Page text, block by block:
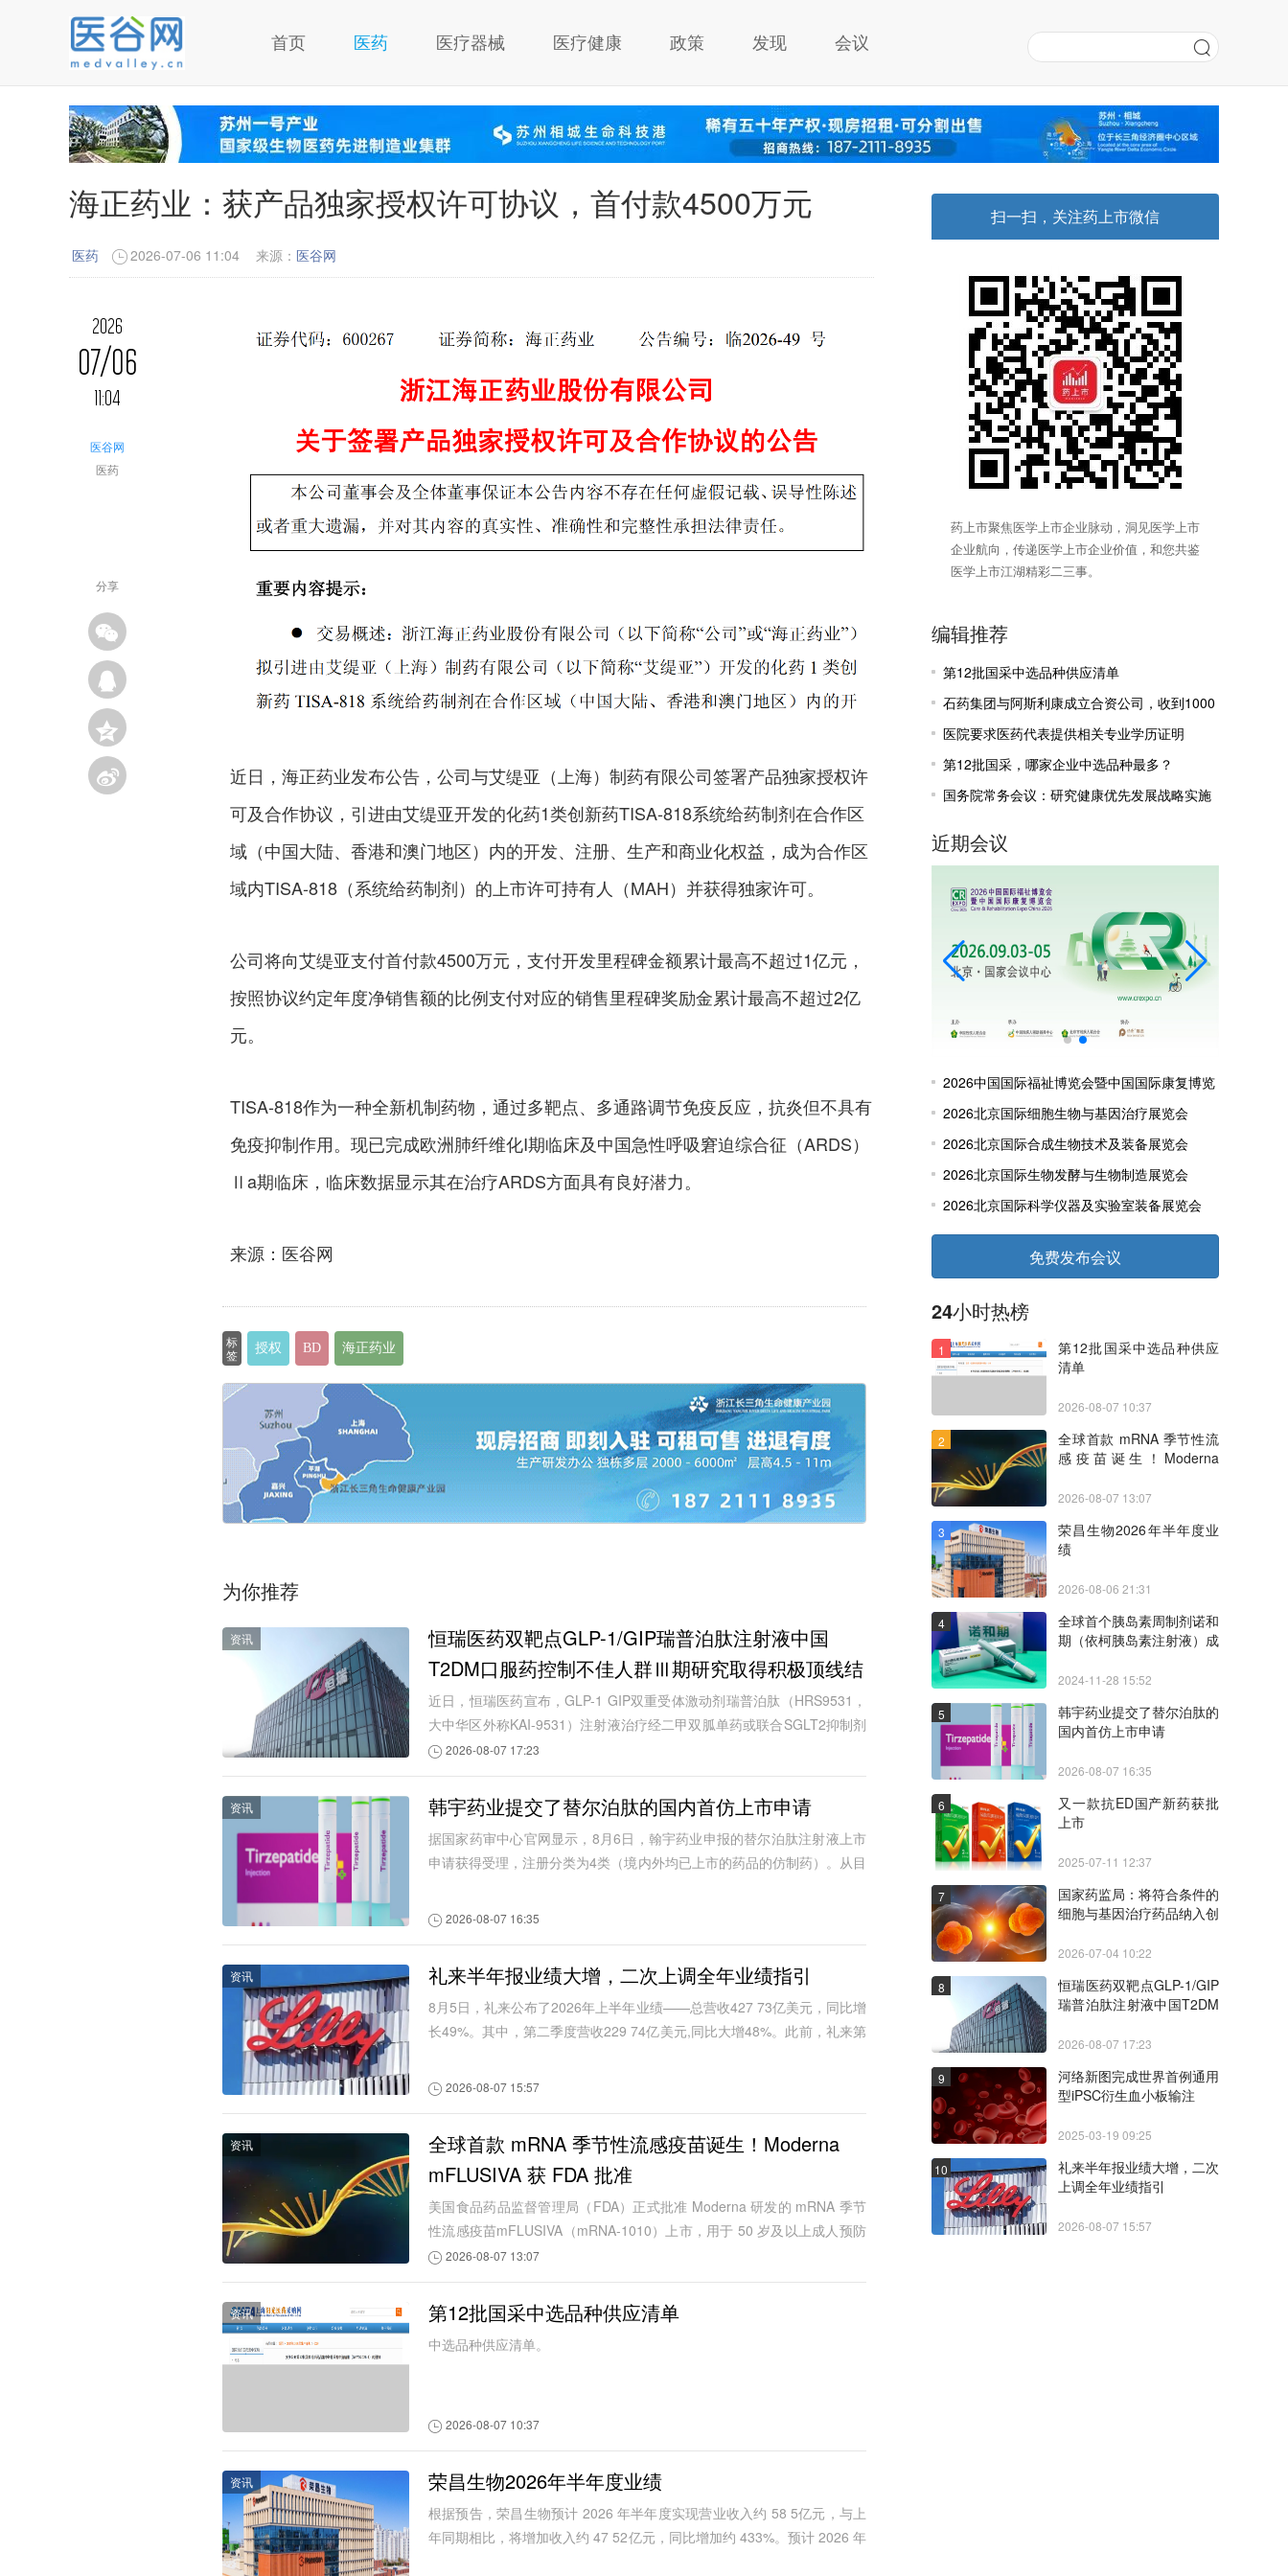
首页 医药 医疗器械 医疗健康 政策 发现 会议
海正药业：获产品独家授权许可协议，首付款4500万元
医药 2026-07-06 11:04 来源： 医谷网
2026
07/06
11:04
医谷网
医药
分享
近日，海正药业发布公告，公司与艾缇亚（上海）制药有限公司签署产品独家授权许
可及合作协议，引进由艾缇亚开发的化药1类创新药TISA-818系统给药制剂在合作区
域（中国大陆、香港和澳门地区）内的开发、注册、生产和商业化权益，成为合作区
域内TISA-818（系统给药制剂）的上市许可持有人（MAH）并获得独家许可。
公司将向艾缇亚支付首付款4500万元，支付开发里程碑金额累计最高不超过1亿元，
按照协议约定年度净销售额的比例支付对应的销售里程碑奖励金累计最高不超过2亿
元。
TISA-818作为一种全新机制药物，通过多靶点、多通路调节免疫反应，抗炎但不具有
免疫抑制作用。现已完成欧洲肺纤维化I期临床及中国急性呼吸窘迫综合征（ARDS）
Ⅱa期临床，临床数据显示其在治疗ARDS方面具有良好潜力。
来源：医谷网
标
签
授权 BD 海正药业
为你推荐
资讯
恒瑞医药双靶点GLP-1/GIP瑞普泊肽注射液中国
T2DM口服药控制不佳人群Ⅲ期研究取得积极顶线结
果
近日，恒瑞医药宣布，GLP-1 GIP双重受体激动剂瑞普泊肽（HRS9531，
大中华区外称KAI-9531）注射液治疗经二甲双胍单药或联合SGLT2抑制剂
治疗后血糖控制不佳成人2型糖尿病患者的中...
2026-08-07 17:23
资讯 韩宇药业提交了替尔泊肽的国内首仿上市申请
据国家药审中心官网显示，8月6日，翰宇药业申报的替尔泊肽注射液上市
申请获得受理，注册分类为4类（境内外均已上市的药品的仿制药）。从目
2026-08-07 16:35
资讯 礼来半年报业绩大增，二次上调全年业绩指引
8月5日，礼来公布了2026年上半年业绩——总营收427 73亿美元，同比增
长49%。其中，第二季度营收229 74亿美元,同比大增48%。此前，礼来第
2026-08-07 15:57
资讯
全球首款 mRNA 季节性流感疫苗诞生！Moderna
mFLUSIVA 获 FDA 批准
美国食品药品监督管理局（FDA）正式批准 Moderna 研发的 mRNA 季节
性流感疫苗mFLUSIVA（mRNA-1010）上市，用于 50 岁及以上成人预防
季节性流感
2026-08-07 13:07
资讯 第12批国采中选品种供应清单
中选品种供应清单。
2026-08-07 10:37
资讯 荣昌生物2026年半年度业绩
根据预告，荣昌生物预计 2026 年半年度实现营业收入约 58 5亿元，与上
年同期相比，将增加收入约 47 52亿元，同比增加约 433%。预计 2026 年
扫一扫，关注药上市微信
药上市聚焦医学上市企业脉动，洞见医学上市
企业航向，传递医学上市企业价值，和您共鉴
医学上市江湖精彩二三事。
编辑推荐
第12批国采中选品种供应清单
石药集团与阿斯利康成立合资公司，收到1000
万美元里程碑付款
医院要求医药代表提供相关专业学历证明
第12批国采，哪家企业中选品种最多？
国务院常务会议：研究健康优先发展战略实施
近期会议
2026中国国际福祉博览会暨中国国际康复博览
会
2026北京国际细胞生物与基因治疗展览会
2026北京国际合成生物技术及装备展览会
2026北京国际生物发酵与生物制造展览会
2026北京国际科学仪器及实验室装备展览会
免费发布会议
24小时热榜
1
第12批国采中选品种供应
清单
2026-08-07 10:37
2
全球首款 mRNA 季节性流
感疫苗诞生！Moderna
2026-08-07 13:07
3
荣昌生物2026年半年度业
绩
2026-08-06 21:31
4
全球首个胰岛素周制剂诺和
期（依柯胰岛素注射液）成
2024-11-28 15:52
5
韩宇药业提交了替尔泊肽的
国内首仿上市申请
2026-08-07 16:35
6
又一款抗ED国产新药获批
上市
2025-07-11 12:37
7
国家药监局：将符合条件的
细胞与基因治疗药品纳入创
日通道
2026-07-04 10:22
8
恒瑞医药双靶点GLP-1/GIP
瑞普泊肽注射液中国T2DM
究取得积极顶线结果
2026-08-07 17:23
9
河络新图完成世界首例通用
型iPSC衍生血小板输注
2025-03-19 09:25
10
礼来半年报业绩大增，二次
上调全年业绩指引
2026-08-07 15:57